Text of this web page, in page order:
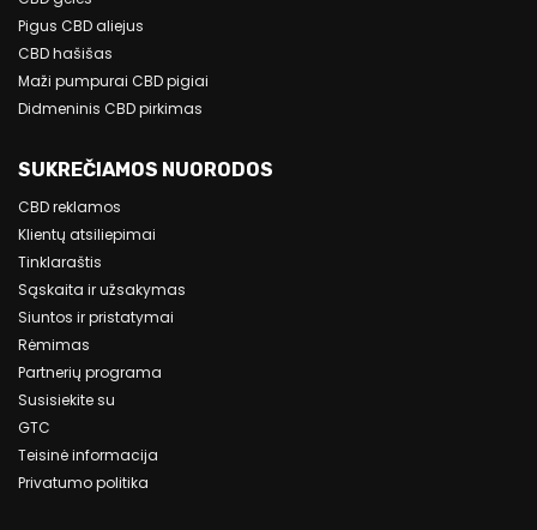
Pigus CBD aliejus
CBD hašišas
Maži pumpurai CBD pigiai
Didmeninis CBD pirkimas
SUKREČIAMOS NUORODOS
CBD reklamos
Klientų atsiliepimai
Tinklaraštis
Sąskaita ir užsakymas
Siuntos ir pristatymai
Rėmimas
Partnerių programa
Susisiekite su
GTC
Teisinė informacija
Privatumo politika